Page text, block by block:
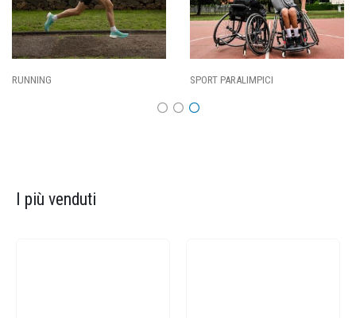
SPORT PARALIMPICI CALCIO
I più venduti